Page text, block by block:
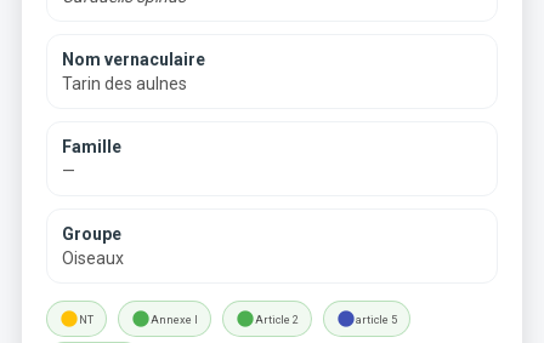
Nom vernaculaire
Tarin des aulnes
Famille
—
Groupe
Oiseaux
lensNT lensAnnexe I lensArticle 2 lensarticle 5